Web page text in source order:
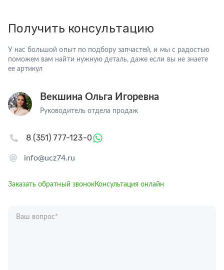
Получить консультацию
У нас большой опыт по подбору запчастей, и мы с радостью
поможем вам найти нужную деталь, даже если вы не знаете
ее артикул
Векшина Ольга Игоревна
Руководитель отдела продаж
info@ucz74.ru
8 (351) 777-123-0
Заказать обратный звонокКонсультация онлайн
Ваш вопрос*